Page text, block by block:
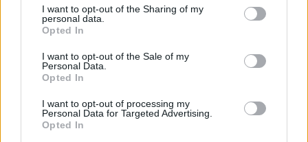
I want to opt-out of the Sharing of my
personal data.
Opted In
I want to opt-out of the Sale of my
Personal Data.
Opted In
I want to opt-out of processing my
Personal Data for Targeted Advertising.
Opted In
Der er nemlig loppemarkeder flere steder i
Vi har herunder samlet et lille udpluk.
God loppejagt.